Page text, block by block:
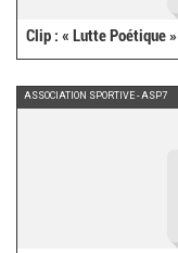
Clip : « Lutte Poétique »
ASSOCIATION SPORTIVE - ASP7